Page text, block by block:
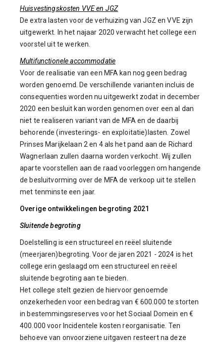
Huisvestingskosten VVE en JGZ
De extra lasten voor de verhuizing van JGZ en VVE zijn
uitgewerkt. In het najaar 2020 verwacht het college een
voorstel uit te werken.
Multifunctionele accommodatie
Voor de realisatie van een MFA kan nog geen bedrag
worden genoemd. De verschillende varianten incluis de
consequenties worden nu uitgewerkt zodat in december
2020 een besluit kan worden genomen over een al dan
niet te realiseren variant van de MFA en de daarbij
behorende (investerings- en exploitatie)lasten. Zowel
Prinses Marijkelaan 2 en 4 als het pand aan de Richard
Wagnerlaan zullen daarna worden verkocht. Wij zullen
aparte voorstellen aan de raad voorleggen om hangende
de besluitvorming over de MFA de verkoop uit te stellen
met tenminste een jaar.
Overige ontwikkelingen begroting 2021
Sluitende begroting
Doelstelling is een structureel en reëel sluitende
(meerjaren)begroting. Voor de jaren 2021 - 2024 is het
college erin geslaagd om een structureel en reëel
sluitende begroting aan te bieden.
Het college stelt gezien de hiervoor genoemde
onzekerheden voor een bedrag van € 600.000 te storten
in bestemmingsreserves voor het Sociaal Domein en €
400.000 voor Incidentele kosten reorganisatie. Ten
behoeve van onvoorziene uitgaven resteert na deze